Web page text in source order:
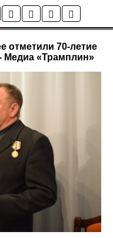
отметили 70-летие
Медиа «Трамплин»